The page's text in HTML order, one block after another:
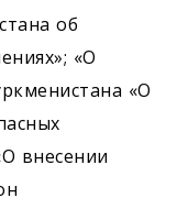
об
«О
«О
внесении